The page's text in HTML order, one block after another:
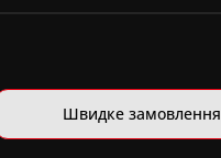
Швидке замовлення